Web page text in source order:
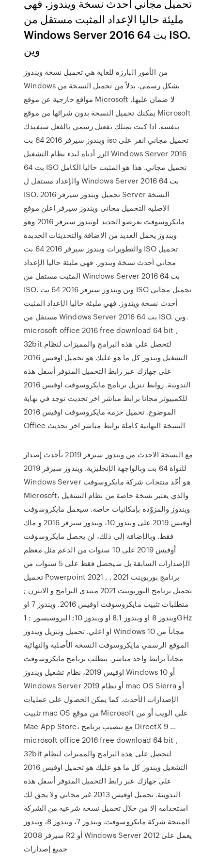
تحميل مجاني أحدث نسخة ويندوز. فهي
مليئة حاليا الإعداد المثبت مستقل من
Windows Server 2016 64 بت ISO.
وين
من الأمور البارزة للغاية هي تحميل نسخة ويندوز
Windows بشكل رسمي. بدلاً من تحميل النسخة من
مواقع خارجية عن موقع Microsoft لا ضمان عليها.
يمكنك تحميل النسخة بدون شرائها من موقع Microsoft
بنفسه. اذا كنت تمتلك تفعيل رسمي بالفعل سيفيدك
ويندوز سيرفر 2016 64 بت iso تحميل مجاني انقر على
الزر أدناه لبدء نظام التشغيل Windows Server 2016
64 بت ISO تحميل مجاني. هذا هو المثبت حاليا الكامل
والإعداد مستقل ل Windows Server 2016 64 بت
ISO. تحميل ويندوز سيرفر 2016 Server النسخة
الاصلية التحميل مجانى ويندوز سيرفر اعلن موقع
مايكروسوفت بعرضو الجديد لويندوز سيرفر 2016 وهو
ويندوز يحمل العديد من الاضافة والتحديثات الجديدة
والتطويرات ويندوز سيرفر 2016 64 بت ISO تحميل
مجاني أحدث نسخة ويندوز. فهي مليئة حاليا الإعداد
المثبت مستقل من Windows Server 2016 64 بت
ISO. وين ويندوز سيرفر 2016 64 بت ISO تحميل مجاني
أحدث نسخة ويندوز. فهي مليئة حاليا الإعداد المثبت
مستقل من Windows Server 2016 64 بت ISO. وين.
microsoft office 2016 free download 64 bit ,
32bit لتحصل على هذه البرامج والمميزات لنظام
التشغيل ويندوز كل ما هو عليك هو تحميل اوفيس 2016
على جهازك عبر رابط التحميل المتوفر أسفل هذه
التدوينة. روابط تنزيل برنامج مايكروسوفت اوفيس 2016
للكمبيوتر مجانا برابط مباشر اخر تحديث توجد في نهاية
الموضوع. تحميل حزمة مايكروسوفت اوفيس 2016
Office النسخة النهائية كاملة برابط مباشر اخر تحديث
مع النسخة الاحدث من ويندوز سيرفر 2019 بأحدث إصدار
للنواة 64 بت وبالواجهة الإنجليزية. ويندوز سيرفر 2019
Windows Server هو أحّد منتجات شركة مايكروسوفت
Microsoft، والذي يعتبر نسخة خاصة من نظام التشغيل
ويندوز والمزوّدة بإمكانيات خاصة. سيعمل مايكروسوفت
أوفيس 2019 على ويندوز 10، ويندوز سيرفر 2016 و ماك
فقط. وبالإضافة إلى ذلك، لن يحصل مايكروسوفت
أوفيس 2019 على 10 سنوات من الدعم مثل معظم
الإصدارات السابقة بل سيحصل فقط على 5 سنوات من
تحميل Powerpoint 2021 , برنامج بوربوينت 2021 ,
تحميل برنامج البوربوينت 2021 منتدى البرامج و الانترن ;
متطلبات تثبيت مايكروسوفت اوفيس 2016. ويندوز 7 او
ويندوز 8 او ويندوز 8.1 او ويندوز 10; البروسيسور : 1GHz
او اعلي. تحميل وتنزيل ويندوز Windows 10 مجاناً من
الموقع الرسمي مايكروسوفت النسخة الأصلية والنهائية
مجانآ برابط واحد مباشر. يتطلب برنامح مايكروسوفت
اوفيس 2019، نظام تشغيل ويندوز Windows 10 أو
Windows Server 2019 أو نظام mac OS Sierra أو
الإصدارات الأحدث. كما يمكن الحصول على عمليات
تثبيت mac OS من موقع Microsoft على الويب أو من
Mac App Store، مع تنصيب برنامج DirectX 9 …
microsoft office 2016 free download 64 bit ,
32bit لتحصل على هذه البرامج والمميزات لنظام
التشغيل ويندوز كل ما هو عليك هو تحميل اوفيس 2016
على جهازك عبر رابط التحميل المتوفر أسفل هذه
التدوينة. تحميل اوفيس 2013 غير مجاني ولا يحق لك
استخدامه إلا من خلال تحميل نسخة شرعية من الشركة
المنتجة شركة مايكروسوفت. ويندوز 7، ويندوز 8، ويندوز
سيرفر 2008 R2 أو Windows Server 2012 يعمل على
جميع إصدارات